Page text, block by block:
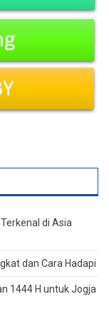
di Asia
dan Cara Hadapi
1444 H untuk Jogja